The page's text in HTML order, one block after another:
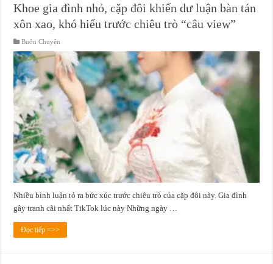
Khoe gia đình nhỏ, cặp đôi khiến dư luận bàn tán
xôn xao, khó hiểu trước chiêu trò “câu view”
Buôn Chuyện
Nhiều bình luận tỏ ra bức xúc trước chiêu trò của cặp đôi này. Gia đình
gây tranh cãi nhất TikTok lúc này Những ngày …
Đọc tiếp =>>